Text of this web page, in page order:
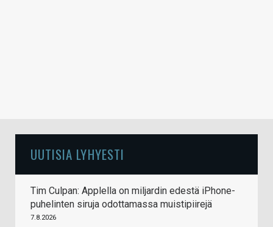
UUTISIA LYHYESTI
Tim Culpan: Applella on miljardin edestä iPhone-
puhelinten siruja odottamassa muistipiirejä
7.8.2026